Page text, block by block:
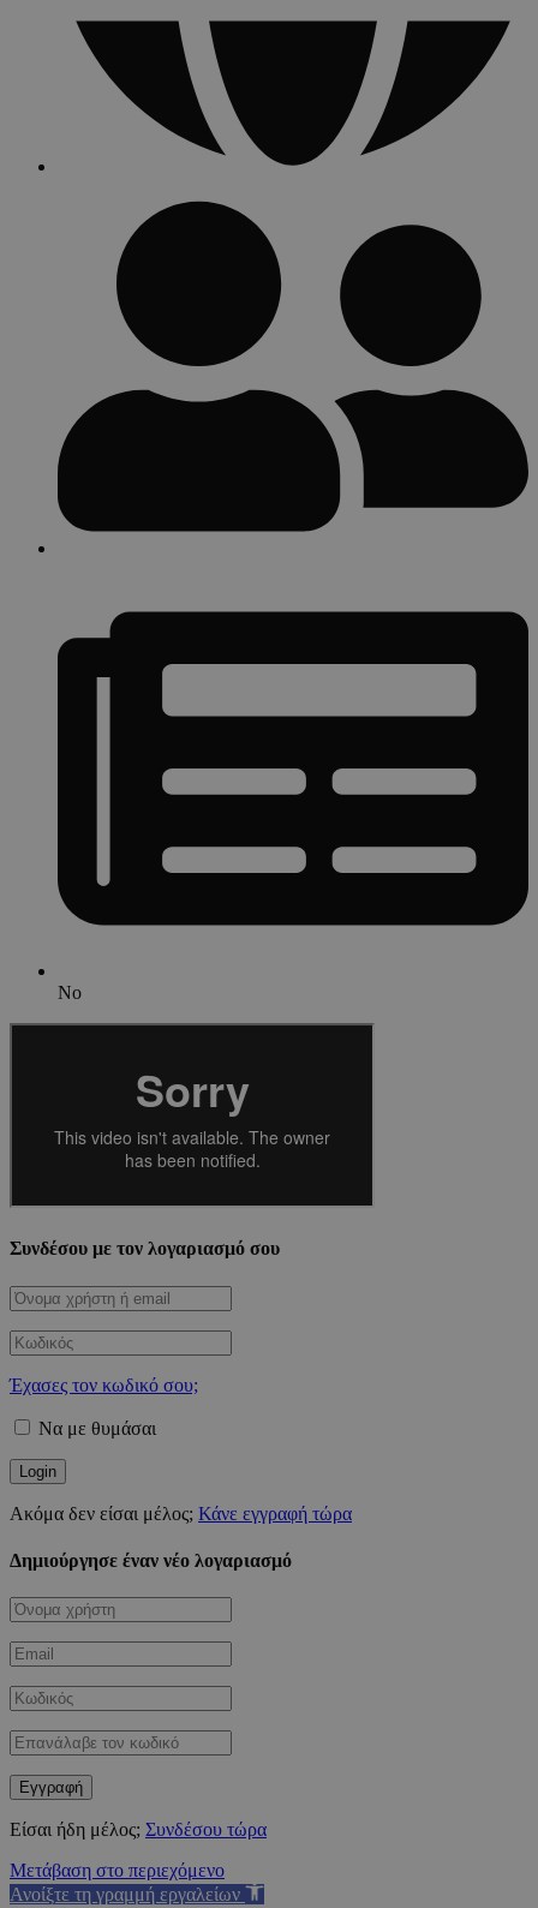
No
Συνδέσου με τον λογαριασμό σου
Έχασες τον κωδικό σου;
Να με θυμάσαι
Ακόμα δεν είσαι μέλος; Κάνε εγγραφή τώρα
Δημιούργησε έναν νέο λογαριασμό
Είσαι ήδη μέλος; Συνδέσου τώρα
Μετάβαση στο περιεχόμενο
Ανοίξτε τη γραμμή εργαλείων